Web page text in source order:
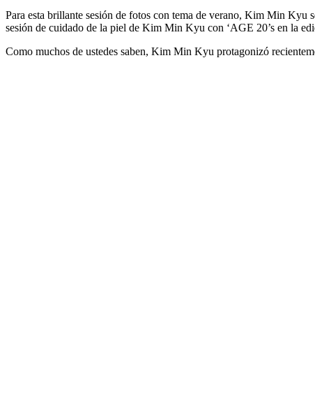
Para esta brillante sesión de fotos con tema de verano, Kim Min Kyu
sesión de cuidado de la piel de Kim Min Kyu con ‘AGE 20’s en la
Como muchos de ustedes saben, Kim Min Kyu protagonizó